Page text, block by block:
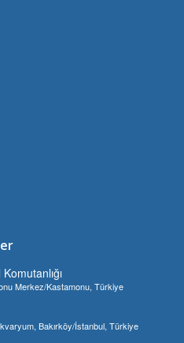
Merkez/Kastamonu, Türkiye
Bakırköy/İstanbul, Türkiye